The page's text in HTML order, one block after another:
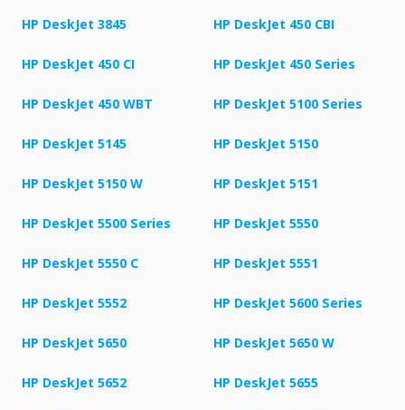
HP DeskJet 3845 HP DeskJet 450 CBI
HP DeskJet 450 CI HP DeskJet 450 Series
HP DeskJet 450 WBT HP DeskJet 5100 Series
HP DeskJet 5145 HP DeskJet 5150
HP DeskJet 5150 W HP DeskJet 5151
HP DeskJet 5500 Series HP DeskJet 5550
HP DeskJet 5550 C HP DeskJet 5551
HP DeskJet 5552 HP DeskJet 5600 Series
HP DeskJet 5650 HP DeskJet 5650 W
HP DeskJet 5652 HP DeskJet 5655